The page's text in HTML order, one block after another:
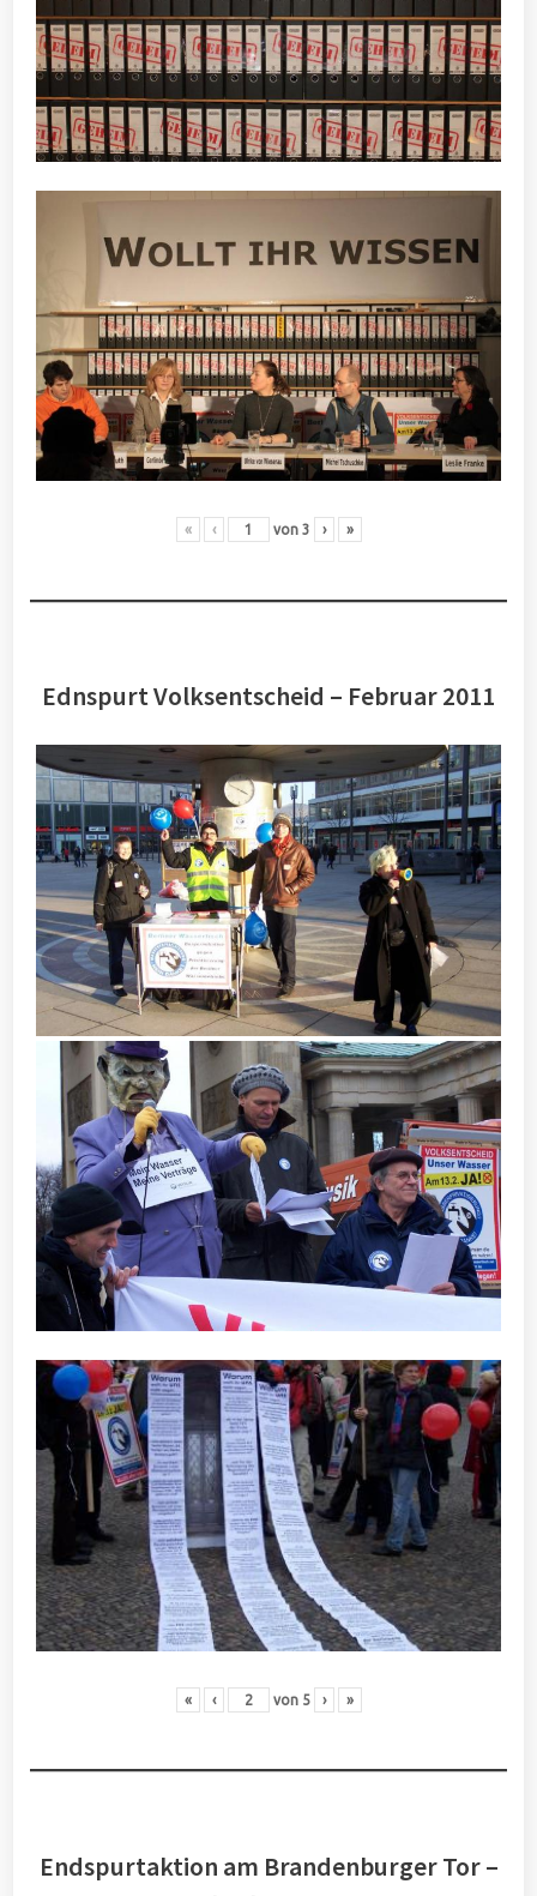
« ‹ von 3 › »
Ednspurt Volksentscheid – Februar 2011
« ‹ von 5 › »
Endspurtaktion am Brandenburger Tor –